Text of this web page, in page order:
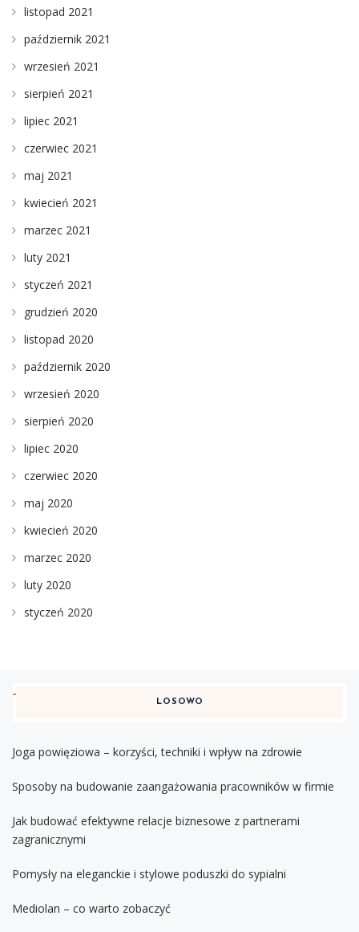
listopad 2021
październik 2021
wrzesień 2021
sierpień 2021
lipiec 2021
czerwiec 2021
maj 2021
kwiecień 2021
marzec 2021
luty 2021
styczeń 2021
grudzień 2020
listopad 2020
październik 2020
wrzesień 2020
sierpień 2020
lipiec 2020
czerwiec 2020
maj 2020
kwiecień 2020
marzec 2020
luty 2020
styczeń 2020
LOSOWO
Joga powięziowa – korzyści, techniki i wpływ na zdrowie
Sposoby na budowanie zaangażowania pracowników w firmie
Jak budować efektywne relacje biznesowe z partnerami
zagranicznymi
Pomysły na eleganckie i stylowe poduszki do sypialni
Mediolan – co warto zobaczyć